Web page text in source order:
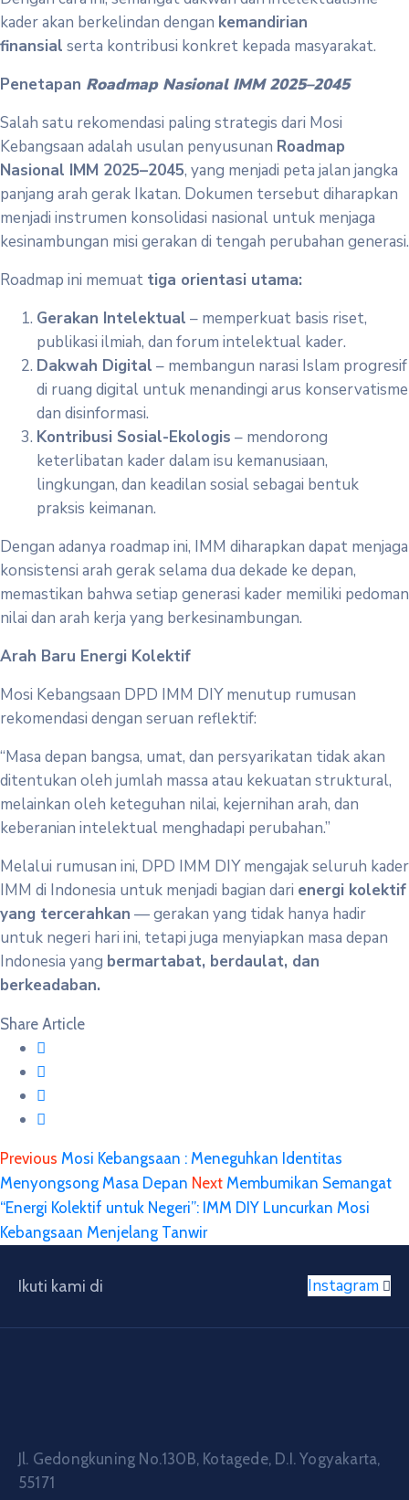
kader akan berkelindan dengan kemandirian
finansial serta kontribusi konkret kepada masyarakat.
Penetapan Roadmap Nasional IMM 2025–2045
Salah satu rekomendasi paling strategis dari Mosi
Kebangsaan adalah usulan penyusunan Roadmap
Nasional IMM 2025–2045, yang menjadi peta jalan jangka
panjang arah gerak Ikatan. Dokumen tersebut diharapkan
menjadi instrumen konsolidasi nasional untuk menjaga
kesinambungan misi gerakan di tengah perubahan generasi.
Roadmap ini memuat tiga orientasi utama:
Gerakan Intelektual – memperkuat basis riset,
publikasi ilmiah, dan forum intelektual kader.
Dakwah Digital – membangun narasi Islam progresif
di ruang digital untuk menandingi arus konservatisme
dan disinformasi.
Kontribusi Sosial-Ekologis – mendorong
keterlibatan kader dalam isu kemanusiaan,
lingkungan, dan keadilan sosial sebagai bentuk
praksis keimanan.
Dengan adanya roadmap ini, IMM diharapkan dapat menjaga
konsistensi arah gerak selama dua dekade ke depan,
memastikan bahwa setiap generasi kader memiliki pedoman
nilai dan arah kerja yang berkesinambungan.
Arah Baru Energi Kolektif
Mosi Kebangsaan DPD IMM DIY menutup rumusan
rekomendasi dengan seruan reflektif:
“Masa depan bangsa, umat, dan persyarikatan tidak akan
ditentukan oleh jumlah massa atau kekuatan struktural,
melainkan oleh keteguhan nilai, kejernihan arah, dan
keberanian intelektual menghadapi perubahan.”
Melalui rumusan ini, DPD IMM DIY mengajak seluruh kader
IMM di Indonesia untuk menjadi bagian dari energi kolektif
yang tercerahkan — gerakan yang tidak hanya hadir
untuk negeri hari ini, tetapi juga menyiapkan masa depan
Indonesia yang bermartabat, berdaulat, dan
berkeadaban.
Share Article
Previous Mosi Kebangsaan : Meneguhkan Identitas
Menyongsong Masa Depan Next Membumikan Semangat
“Energi Kolektif untuk Negeri”: IMM DIY Luncurkan Mosi
Kebangsaan Menjelang Tanwir
Ikuti kami di Instagram
Jl. Gedongkuning No.130B, Kotagede, D.I. Yogyakarta,
55171